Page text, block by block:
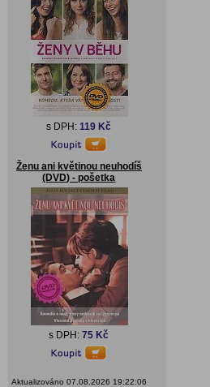
s DPH:119 Kč
Ženu ani květinou neuhodíš
(DVD) - pošetka
s DPH:75 Kč
Aktualizováno 07.08.2026 19:22:06